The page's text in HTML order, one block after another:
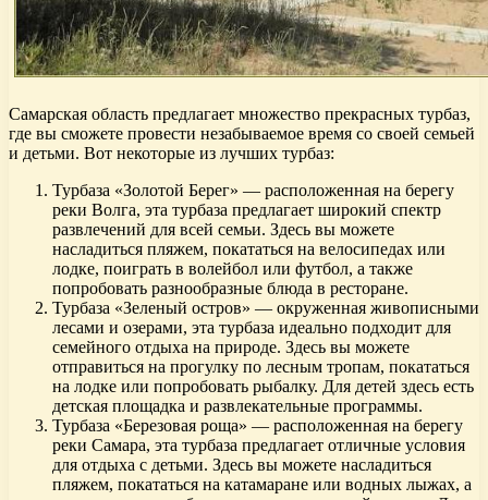
Самарская область предлагает множество прекрасных турбаз,
где вы сможете провести незабываемое время со своей семьей
и детьми. Вот некоторые из лучших турбаз:
Турбаза «Золотой Берег» — расположенная на берегу
реки Волга, эта турбаза предлагает широкий спектр
развлечений для всей семьи. Здесь вы можете
насладиться пляжем, покататься на велосипедах или
лодке, поиграть в волейбол или футбол, а также
попробовать разнообразные блюда в ресторане.
Турбаза «Зеленый остров» — окруженная живописными
лесами и озерами, эта турбаза идеально подходит для
семейного отдыха на природе. Здесь вы можете
отправиться на прогулку по лесным тропам, покататься
на лодке или попробовать рыбалку. Для детей здесь есть
детская площадка и развлекательные программы.
Турбаза «Березовая роща» — расположенная на берегу
реки Самара, эта турбаза предлагает отличные условия
для отдыха с детьми. Здесь вы можете насладиться
пляжем, покататься на катамаране или водных лыжах, а